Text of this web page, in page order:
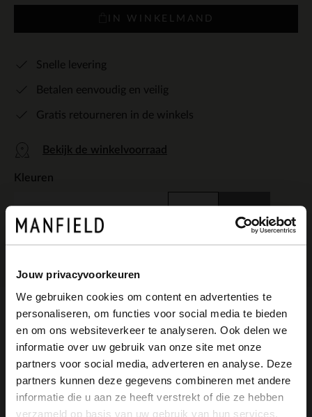
Jouw privacyvoorkeuren
We gebruiken cookies om content en advertenties te
personaliseren, om functies voor social media te bieden
en om ons websiteverkeer te analyseren. Ook delen we
informatie over uw gebruik van onze site met onze
partners voor social media, adverteren en analyse. Deze
partners kunnen deze gegevens combineren met andere
informatie die u aan ze heeft verstrekt of die ze hebben
verzameld op basis van uw gebruik van hun services.
IN WINKELMAND
Snelle levering
Betalen eenvoudig en veilig
Gratis retourneren in de winkels
Bekijk de winkelvoorraad
Kleuren
+8
Omschrijving
Goudkleurige metallic leren clutch van
×
View this website in English?
It looks like your language isn't Dutch. Would
you like to switch to English?